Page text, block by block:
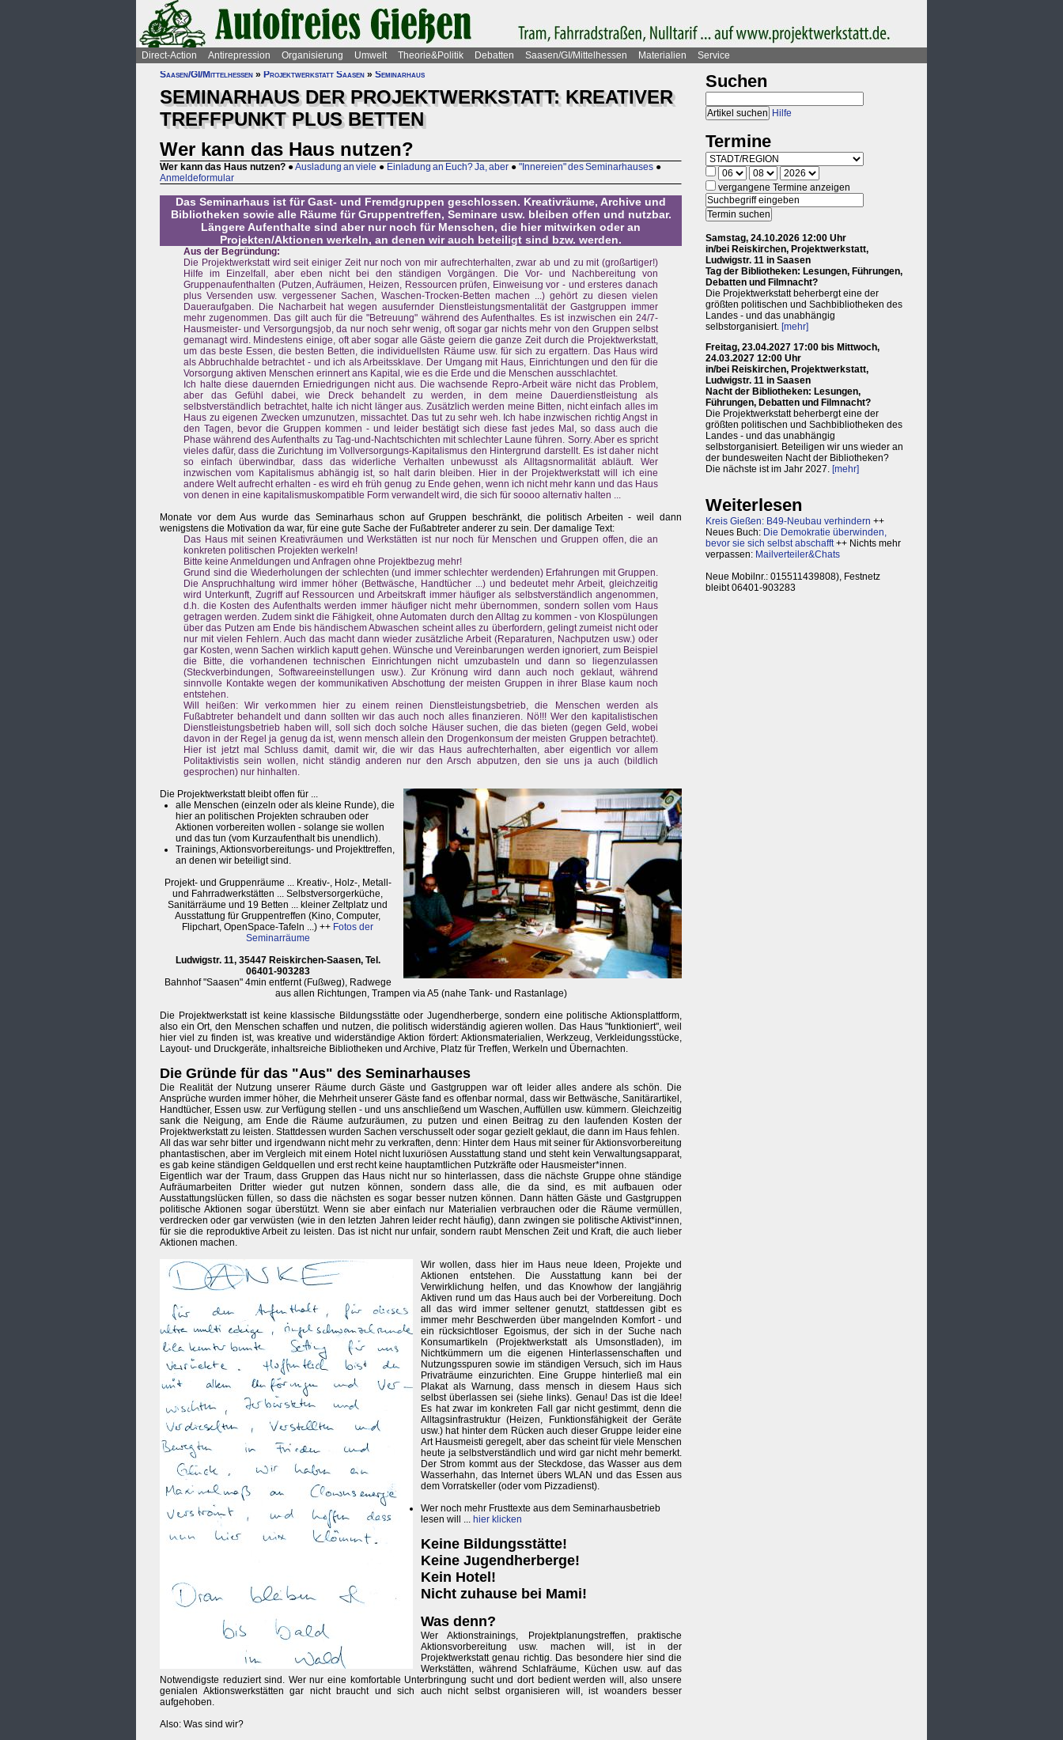
Direct-Action Antirepression Organisierung Umwelt Theorie&Politik Debatten Saasen/GI/Mittelhessen Materialien
Service
Saasen/GI/Mittelhessen » Projektwerkstatt Saasen » Seminarhaus
SEMINARHAUS DER PROJEKTWERKSTATT: KREATIVER
TREFFPUNKT PLUS BETTEN
Wer kann das Haus nutzen?
Wer kann das Haus nutzen? ●Ausladung an viele ● Einladung an Euch? Ja, aber ● "Innereien" des Seminarhauses ●
Anmeldeformular
Das Seminarhaus ist für Gast- und Fremdgruppen geschlossen. Kreativräume, Archive und
Bibliotheken sowie alle Räume für Gruppentreffen, Seminare usw. bleiben offen und nutzbar.
Längere Aufenthalte sind aber nur noch für Menschen, die hier mitwirken oder an
Projekten/Aktionen werkeln, an denen wir auch beteiligt sind bzw. werden.
Aus der Begründung:
Die Projektwerkstatt wird seit einiger Zeit nur noch von mir aufrechterhalten, zwar ab und zu mit (großartiger!)
Hilfe im Einzelfall, aber eben nicht bei den ständigen Vorgängen. Die Vor- und Nachbereitung von
Gruppenaufenthalten (Putzen, Aufräumen, Heizen, Ressourcen prüfen, Einweisung vor - und ersteres danach
plus Versenden usw. vergessener Sachen, Waschen-Trocken-Betten machen ...) gehört zu diesen vielen
Daueraufgaben. Die Nacharbeit hat wegen ausufernder Dienstleistungsmentalität der Gastgruppen immer
mehr zugenommen. Das gilt auch für die "Betreuung" während des Aufenthaltes. Es ist inzwischen ein 24/7-
Hausmeister- und Versorgungsjob, da nur noch sehr wenig, oft sogar gar nichts mehr von den Gruppen selbst
gemanagt wird. Mindestens einige, oft aber sogar alle Gäste geiern die ganze Zeit durch die Projektwerkstatt,
um das beste Essen, die besten Betten, die individuellsten Räume usw. für sich zu ergattern. Das Haus wird
als Abbruchhalde betrachtet - und ich als Arbeitssklave. Der Umgang mit Haus, Einrichtungen und den für die
Vorsorgung aktiven Menschen erinnert ans Kapital, wie es die Erde und die Menschen ausschlachtet.
Ich halte diese dauernden Erniedrigungen nicht aus. Die wachsende Repro-Arbeit wäre nicht das Problem,
aber das Gefühl dabei, wie Dreck behandelt zu werden, in dem meine Dauerdienstleistung als
selbstverständlich betrachtet, halte ich nicht länger aus. Zusätzlich werden meine Bitten, nicht einfach alles im
Haus zu eigenen Zwecken umzunutzen, missachtet. Das tut zu sehr weh. Ich habe inzwischen richtig Angst in
den Tagen, bevor die Gruppen kommen - und leider bestätigt sich diese fast jedes Mal, so dass auch die
Phase während des Aufenthalts zu Tag-und-Nachtschichten mit schlechter Laune führen. Sorry. Aber es spricht
vieles dafür, dass die Zurichtung im Vollversorgungs-Kapitalismus den Hintergrund darstellt. Es ist daher nicht
so einfach überwindbar, dass das widerliche Verhalten unbewusst als Alltagsnormalität abläuft. Wer
inzwischen vom Kapitalismus abhängig ist, so halt darin bleiben. Hier in der Projektwerkstatt will ich eine
andere Welt aufrecht erhalten - es wird eh früh genug zu Ende gehen, wenn ich nicht mehr kann und das Haus
von denen in eine kapitalismuskompatible Form verwandelt wird, die sich für soooo alternativ halten ...
Monate vor dem Aus wurde das Seminarhaus schon auf Gruppen beschränkt, die politisch Arbeiten - weil dann
wenigstens die Motivation da war, für eine gute Sache der Fußabtreter anderer zu sein. Der damalige Text:
Das Haus mit seinen Kreativräumen und Werkstätten ist nur noch für Menschen und Gruppen offen, die an
konkreten politischen Projekten werkeln!
Bitte keine Anmeldungen und Anfragen ohne Projektbezug mehr!
Grund sind die Wiederholungen der schlechten (und immer schlechter werdenden) Erfahrungen mit Gruppen.
Die Anspruchhaltung wird immer höher (Bettwäsche, Handtücher ...) und bedeutet mehr Arbeit, gleichzeitig
wird Unterkunft, Zugriff auf Ressourcen und Arbeitskraft immer häufiger als selbstverständlich angenommen,
d.h. die Kosten des Aufenthalts werden immer häufiger nicht mehr übernommen, sondern sollen vom Haus
getragen werden. Zudem sinkt die Fähigkeit, ohne Automaten durch den Alltag zu kommen - von Klospülungen
über das Putzen am Ende bis händischem Abwaschen scheint alles zu überfordern, gelingt zumeist nicht oder
nur mit vielen Fehlern. Auch das macht dann wieder zusätzliche Arbeit (Reparaturen, Nachputzen usw.) oder
gar Kosten, wenn Sachen wirklich kaputt gehen. Wünsche und Vereinbarungen werden ignoriert, zum Beispiel
die Bitte, die vorhandenen technischen Einrichtungen nicht umzubasteln und dann so liegenzulassen
(Steckverbindungen, Softwareeinstellungen usw.). Zur Krönung wird dann auch noch geklaut, während
sinnvolle Kontakte wegen der kommunikativen Abschottung der meisten Gruppen in ihrer Blase kaum noch
entstehen.
Will heißen: Wir verkommen hier zu einem reinen Dienstleistungsbetrieb, die Menschen werden als
Fußabtreter behandelt und dann sollten wir das auch noch alles finanzieren. Nö!!! Wer den kapitalistischen
Dienstleistungsbetrieb haben will, soll sich doch solche Häuser suchen, die das bieten (gegen Geld, wobei
davon in der Regel ja genug da ist, wenn mensch allein den Drogenkonsum der meisten Gruppen betrachtet).
Hier ist jetzt mal Schluss damit, damit wir, die wir das Haus aufrechterhalten, aber eigentlich vor allem
Politaktivistis sein wollen, nicht ständig anderen nur den Arsch abputzen, den sie uns ja auch (bildlich
gesprochen) nur hinhalten.
Die Projektwerkstatt bleibt offen für ...
alle Menschen (einzeln oder als kleine Runde), die
hier an politischen Projekten schrauben oder
Aktionen vorbereiten wollen - solange sie wollen
und das tun (vom Kurzaufenthalt bis unendlich).
Trainings, Aktionsvorbereitungs- und Projekttreffen,
an denen wir beteiligt sind.
Projekt- und Gruppenräume ... Kreativ-, Holz-, Metall-
und Fahrradwerkstätten ... Selbstversorgerküche,
Sanitärräume und 19 Betten ... kleiner Zeltplatz und
Ausstattung für Gruppentreffen (Kino, Computer,
Flipchart, OpenSpace-Tafeln ...) ++ Fotos der
Seminarräume
Ludwigstr. 11, 35447 Reiskirchen-Saasen, Tel.
06401-903283
Bahnhof "Saasen" 4min entfernt (Fußweg), Radwege
aus allen Richtungen, Trampen via A5 (nahe Tank- und Rastanlage)
Die Projektwerkstatt ist keine klassische Bildungsstätte oder Jugendherberge, sondern eine politische Aktionsplattform,
also ein Ort, den Menschen schaffen und nutzen, die politisch widerständig agieren wollen. Das Haus "funktioniert", weil
hier viel zu finden ist, was kreative und widerständige Aktion fördert: Aktionsmaterialien, Werkzeug, Verkleidungsstücke,
Layout- und Druckgeräte, inhaltsreiche Bibliotheken und Archive, Platz für Treffen, Werkeln und Übernachten.
Die Gründe für das "Aus" des Seminarhauses
Die Realität der Nutzung unserer Räume durch Gäste und Gastgruppen war oft leider alles andere als schön. Die
Ansprüche wurden immer höher, die Mehrheit unserer Gäste fand es offenbar normal, dass wir Bettwäsche, Sanitärartikel,
Handtücher, Essen usw. zur Verfügung stellen - und uns anschließend um Waschen, Auffüllen usw. kümmern. Gleichzeitig
sank die Neigung, am Ende die Räume aufzuräumen, zu putzen und einen Beitrag zu den laufenden Kosten der
Projektwerkstatt zu leisten. Stattdessen wurden Sachen verschusselt oder sogar gezielt geklaut, die dann im Haus fehlen.
All das war sehr bitter und irgendwann nicht mehr zu verkraften, denn: Hinter dem Haus mit seiner für Aktionsvorbereitung
phantastischen, aber im Vergleich mit einem Hotel nicht luxuriösen Ausstattung stand und steht kein Verwaltungsapparat,
es gab keine ständigen Geldquellen und erst recht keine hauptamtlichen Putzkräfte oder Hausmeister*innen.
Eigentlich war der Traum, dass Gruppen das Haus nicht nur so hinterlassen, dass die nächste Gruppe ohne ständige
Aufräumarbeiten Dritter wieder gut nutzen können, sondern dass alle, die da sind, es mit aufbauen oder
Ausstattungslücken füllen, so dass die nächsten es sogar besser nutzen können. Dann hätten Gäste und Gastgruppen
politische Aktionen sogar überstützt. Wenn sie aber einfach nur Materialien verbrauchen oder die Räume vermüllen,
verdrecken oder gar verwüsten (wie in den letzten Jahren leider recht häufig), dann zwingen sie politische Aktivist*innen,
für sie die reproduktive Arbeit zu leisten. Das ist nicht nur unfair, sondern raubt Menschen Zeit und Kraft, die auch lieber
Aktionen machen.
Wir wollen, dass hier im Haus neue Ideen, Projekte und
Aktionen entstehen. Die Ausstattung kann bei der
Verwirklichung helfen, und das Knowhow der langjährig
Aktiven rund um das Haus auch bei der Vorbereitung. Doch
all das wird immer seltener genutzt, stattdessen gibt es
immer mehr Beschwerden über mangelnden Komfort - und
ein rücksichtloser Egoismus, der sich in der Suche nach
Konsumartikeln (Projektwerkstatt als Umsonstladen), im
Nichtkümmern um die eigenen Hinterlassenschaften und
Nutzungsspuren sowie im ständigen Versuch, sich im Haus
Privaträume einzurichten. Eine Gruppe hinterließ mal ein
Plakat als Warnung, dass mensch in diesem Haus sich
selbst überlassen sei (siehe links). Genau! Das ist die Idee!
Es hat zwar im konkreten Fall gar nicht gestimmt, denn die
Alltagsinfrastruktur (Heizen, Funktionsfähigkeit der Geräte
usw.) hat hinter dem Rücken auch dieser Gruppe leider eine
Art Hausmeisti geregelt, aber das scheint für viele Menschen
heute ja selbstverständlich und wird gar nicht mehr bemerkt.
Der Strom kommt aus der Steckdose, das Wasser aus dem
Wasserhahn, das Internet übers WLAN und das Essen aus
dem Vorratskeller (oder vom Pizzadienst).
Wer noch mehr Frusttexte aus dem Seminarhausbetrieb
lesen will ... hier klicken
Keine Bildungsstätte!
Keine Jugendherberge!
Kein Hotel!
Nicht zuhause bei Mami!
Was denn?
Wer Aktionstrainings, Projektplanungstreffen, praktische
Aktionsvorbereitung usw. machen will, ist in der
Projektwerkstatt genau richtig. Das besondere hier sind die
Werkstätten, während Schlafräume, Küchen usw. auf das
Notwendigste reduziert sind. Wer nur eine komfortable Unterbringung sucht und dort bedient werden will, also unsere
genialen Aktionswerkstätten gar nicht braucht und sich auch nicht selbst organisieren will, ist woanders besser
aufgehoben.
Also: Was sind wir?
Suchen
Hilfe
Termine
vergangene Termine anzeigen
Samstag, 24.10.2026 12:00 Uhr
in/bei Reiskirchen, Projektwerkstatt,
Ludwigstr. 11 in Saasen
Tag der Bibliotheken: Lesungen, Führungen,
Debatten und Filmnacht?
Die Projektwerkstatt beherbergt eine der
größten politischen und Sachbibliotheken des
Landes - und das unabhängig
selbstorganisiert. [mehr]
Freitag, 23.04.2027 17:00 bis Mittwoch,
24.03.2027 12:00 Uhr
in/bei Reiskirchen, Projektwerkstatt,
Ludwigstr. 11 in Saasen
Nacht der Bibliotheken: Lesungen,
Führungen, Debatten und Filmnacht?
Die Projektwerkstatt beherbergt eine der
größten politischen und Sachbibliotheken des
Landes - und das unabhängig
selbstorganisiert. Beteiligen wir uns wieder an
der bundesweiten Nacht der Bibliotheken?
Die nächste ist im Jahr 2027. [mehr]
Weiterlesen
Kreis Gießen: B49-Neubau verhindern ++
Neues Buch: Die Demokratie überwinden,
bevor sie sich selbst abschafft++ Nichts mehr
verpassen: Mailverteiler&Chats
Neue Mobilnr.: 015511439808), Festnetz
bleibt 06401-903283